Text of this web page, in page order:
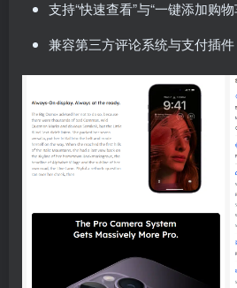
支持“快速查看”与“一键添加购
兼容第三方评论系统与支付插件